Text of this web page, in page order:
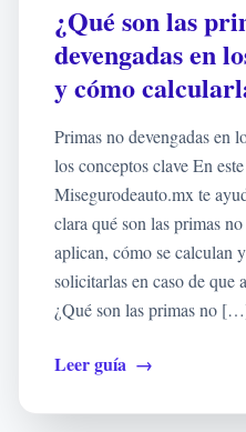
¿Qué son las
devengadas en
y cómo
Primas no devengadas en
los conceptos clave En
Misegurodeauto.mx te
clara qué son las primas
aplican, cómo se calculan
solicitarlas en caso de
¿Qué son las primas no
Leer guía →